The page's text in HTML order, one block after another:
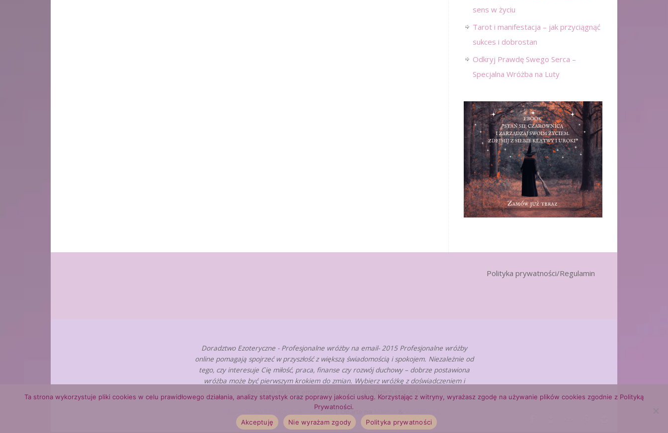
sens w życiu
Tarot i manifestacja – jak przyciągnąć
sukces i dobrostan
Odkryj Prawdę Swego Serca –
Specjalna Wróżba na Luty
Polityka prywatności/Regulamin
Doradztwo Ezoteryczne - Profesjonalne wróżby na email- 2015 Profesjonalne wróżby
online pomagają spojrzeć w przyszłość z większą świadomością i spokojem. Niezależnie od
tego, czy interesuje Cię miłość, praca, finanse czy rozwój duchowy – dobrze postawiona
wróżba może być pierwszym krokiem do zmian. Wybierz wróżkę z doświadczeniem i
otrzymaj wróżbę email dopasowaną do Twoich potrzeb.
Doradztwo Ezoteryczne – Wróżby| Oparte na
Ta strona wykorzystuje pliki cookies w celu prawidłowego działania, analizy statystyk oraz poprawy jakości usług. Korzystając z witryny, wyrażasz zgodę na używanie plików cookies zgodnie z Polityką
Prywatności.
Akceptuję
Nie wyrażam zgody Polityka prywatności